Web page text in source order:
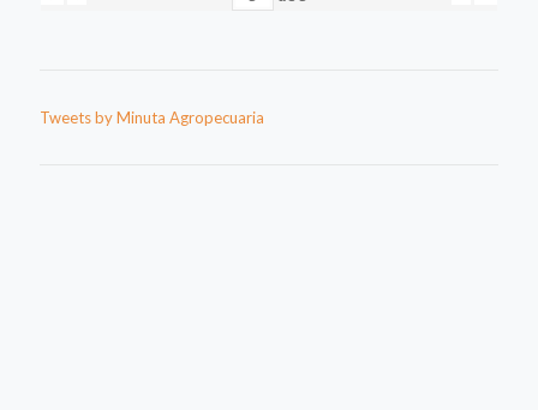
Tweets by Minuta Agropecuaria